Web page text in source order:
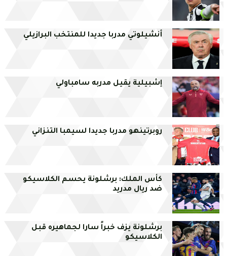
أنشيلوتي مدربا جديدا للمنتخب البرازيلي
إشبيلية يقيل مدربه سامباولي
روبرتينهو مدربا جديدا لسيمبا التنزاني
كأس الملك: برشلونة يحسم الكلاسيكو
ضد ريال مدريد
برشلونة يزف خبراً سارا لجماهيره قبل
الكلاسيكو